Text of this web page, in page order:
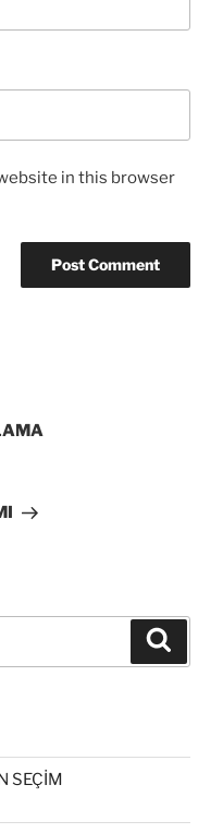
in this browser
SEÇİM